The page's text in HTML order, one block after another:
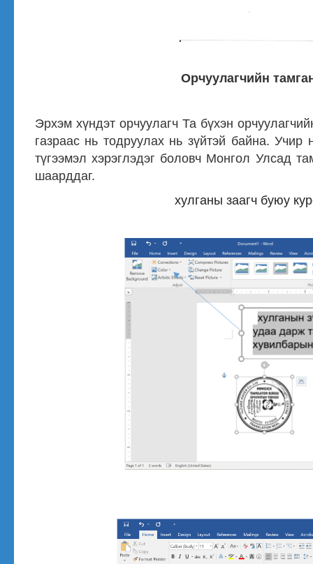
Орчуулагчийн
Эрхэм хүндэт орчуулагч Та бүхэн
газраас нь тодруулах нь зүйтэй байна.
түгээмэл хэрэглэдэг боловч Монгол Улсад
шаарддаг.
хулганы заагч буюу